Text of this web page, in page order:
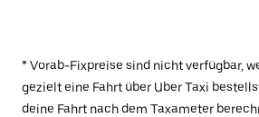
* Vorab-Fixpreise sind nicht verfügbar,
gezielt eine Fahrt über Uber Taxi
deine Fahrt nach dem Taxameter